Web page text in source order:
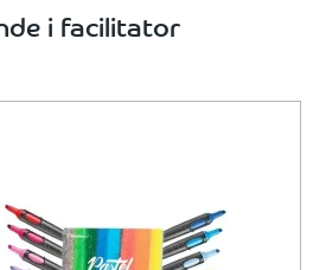
i facilitator